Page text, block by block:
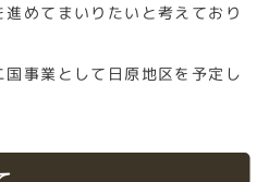
めてまいりたいと考えており
事業として日原地区を予定し